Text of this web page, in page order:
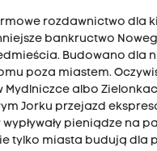
rozdawnictwo dla
bankructwo
Budowano dla
poza miastem.
albo
Jorku przejazd
pieniądze na
tylko miasta budują dla